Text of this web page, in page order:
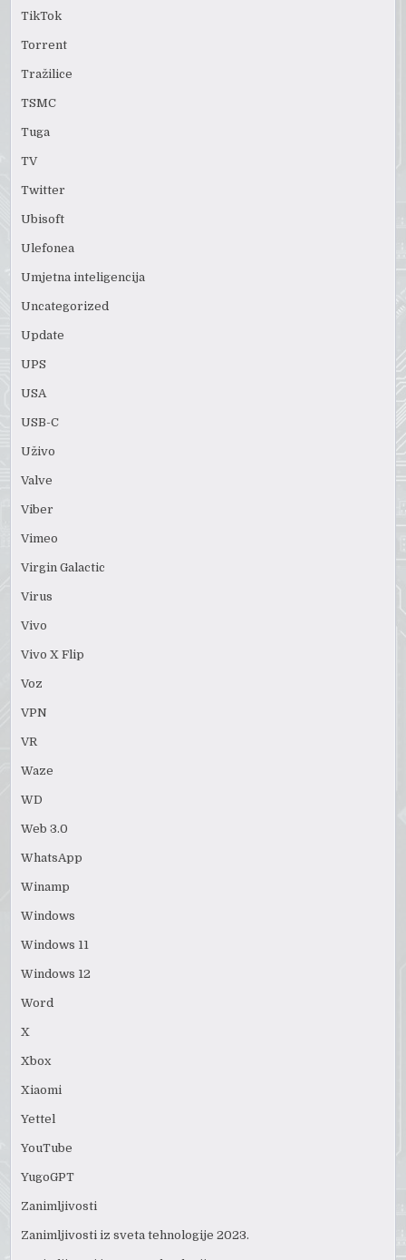
TikTok
Torrent
Tražilice
TSMC
Tuga
TV
Twitter
Ubisoft
Ulefonea
Umjetna inteligencija
Uncategorized
Update
UPS
USA
USB-C
Uživo
Valve
Viber
Vimeo
Virgin Galactic
Virus
Vivo
Vivo X Flip
Voz
VPN
VR
Waze
WD
Web 3.0
WhatsApp
Winamp
Windows
Windows 11
Windows 12
Word
X
Xbox
Xiaomi
Yettel
YouTube
YugoGPT
Zanimljivosti
Zanimljivosti iz sveta tehnologije 2023.